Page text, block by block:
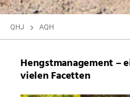
QHJ AQH
Hengstmanagement –
vielen Facetten